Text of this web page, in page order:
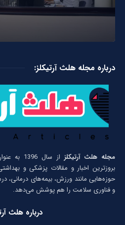
درباره مجله هلث آرتیکلز:
مجله هلث آرتیکلز
از سال
بروزترین اخبار و مقالات پزشکی و
حوزه‌هایی مانند ورزش، بیمه‌های درمانی،
و فناوری سلامت را هم پوشش می‌دهد.
درباره هلث